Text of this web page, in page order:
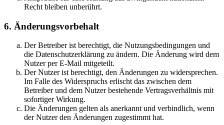
Recht bleiben unberührt.
6. Änderungsvorbehalt
Der Betreiber ist berechtigt, die Nutzungsbedingungen und
die Datenschutzerklärung zu ändern. Die Änderung wird dem
Nutzer per E-Mail mitgeteilt.
Der Nutzer ist berechtigt, den Änderungen zu widersprechen.
Im Falle des Widerspruchs erlischt das zwischen dem
Betreiber und dem Nutzer bestehende Vertragsverhältnis mit
sofortiger Wirkung.
Die Änderungen gelten als anerkannt und verbindlich, wenn
der Nutzer den Änderungen zugestimmt hat.